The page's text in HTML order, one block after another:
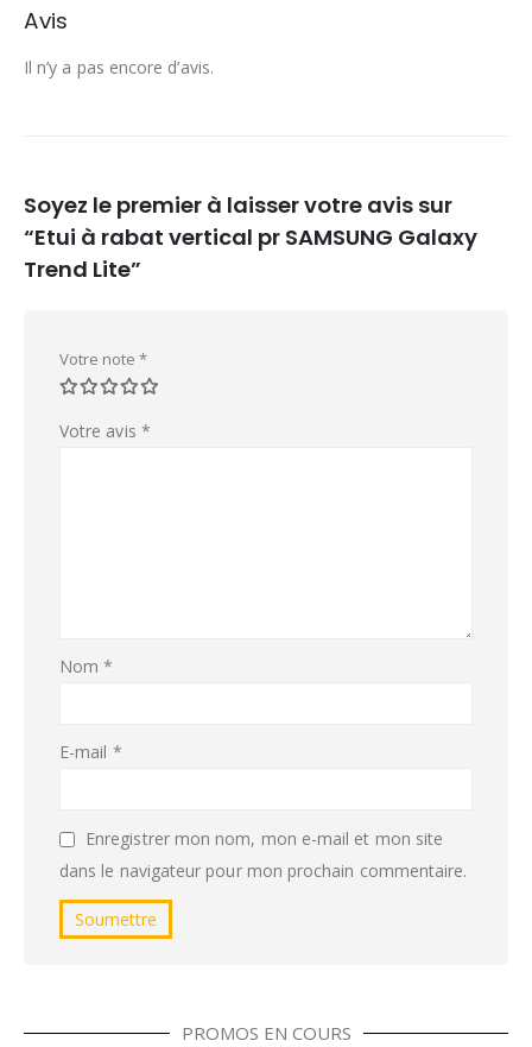
Avis
Il n’y a pas encore d’avis.
Soyez le premier à laisser votre avis sur
“Etui à rabat vertical pr SAMSUNG Galaxy
Trend Lite”
Votre note *
Votre avis *
Nom*
E-mail *
Enregistrer mon nom, mon e-mail et mon site
dans le navigateur pour mon prochain commentaire.
PROMOS EN COURS